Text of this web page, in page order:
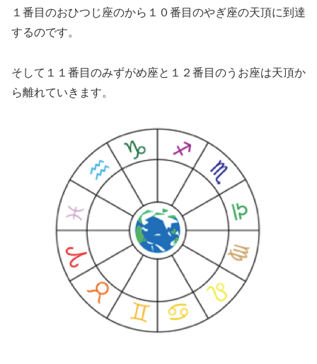
１番目のおひつじ座のから１０番目のやぎ座の天頂に到達
するのです。
そして１１番目のみずがめ座と１２番目のうお座は天頂か
ら離れていきます。